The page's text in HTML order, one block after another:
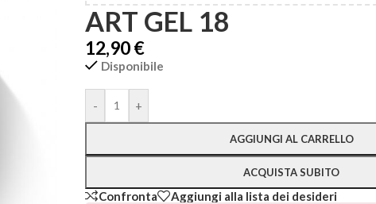
ART GEL 18
12,90€
Disponibile
- +
AGGIUNGI AL CARRELLO
ACQUISTA SUBITO
Alternative:
Confronta
Aggiungi alla lista dei desideri